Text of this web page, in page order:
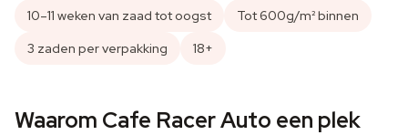
10–11 weken van zaad tot oogst
Tot 600g/m² binnen
3 zaden per verpakking
18+
Waarom Cafe Racer Auto een plek